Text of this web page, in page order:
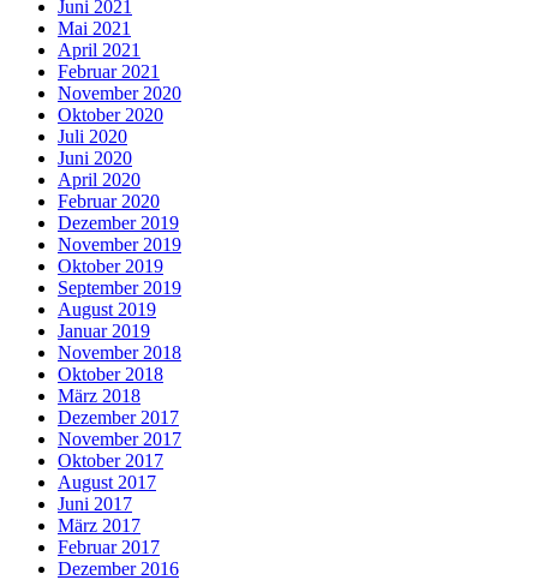
Juni 2021
Mai 2021
April 2021
Februar 2021
November 2020
Oktober 2020
Juli 2020
Juni 2020
April 2020
Februar 2020
Dezember 2019
November 2019
Oktober 2019
September 2019
August 2019
Januar 2019
November 2018
Oktober 2018
März 2018
Dezember 2017
November 2017
Oktober 2017
August 2017
Juni 2017
März 2017
Februar 2017
Dezember 2016